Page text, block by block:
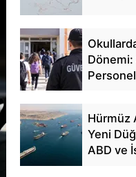
Hürmüz
Yeni
ABD ve